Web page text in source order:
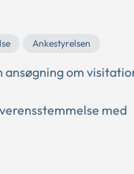
Ankestyrelsen
ansøgning om
med